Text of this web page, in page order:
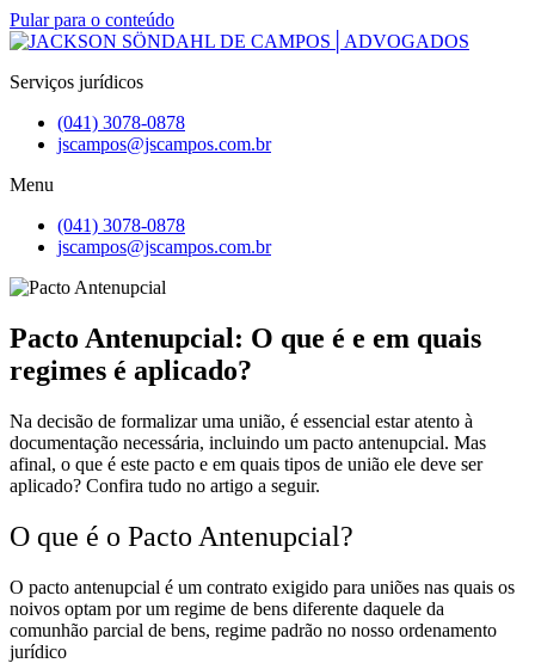
Pular para o conteúdo
Serviços jurídicos
(041) 3078-0878
jscampos@jscampos.com.br
Menu
(041) 3078-0878
jscampos@jscampos.com.br
Pacto Antenupcial: O que é e em quais
regimes é aplicado?
Na decisão de formalizar uma união, é essencial estar atento à
documentação necessária, incluindo um pacto antenupcial. Mas
afinal, o que é este pacto e em quais tipos de união ele deve ser
aplicado? Confira tudo no artigo a seguir.
O que é o Pacto Antenupcial?
O pacto antenupcial é um contrato exigido para uniões nas quais os
noivos optam por um regime de bens diferente daquele da
comunhão parcial de bens, regime padrão no nosso ordenamento
jurídico